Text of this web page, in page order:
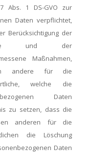
Abs. 1 DS-GVO zur
Daten verpflichtet,
Berücksichtigung der
und der
Maßnahmen,
andere für die
welche die
Daten
zu setzen, dass die
anderen für die
die Löschung
Daten